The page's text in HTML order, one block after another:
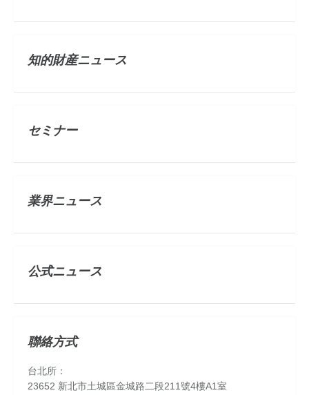
知的財産ニュース
セミナー
業界ニュース
公式ニュース
聯絡方式
台北所：
23652 新北市土城區金城路二段211號4樓A1室